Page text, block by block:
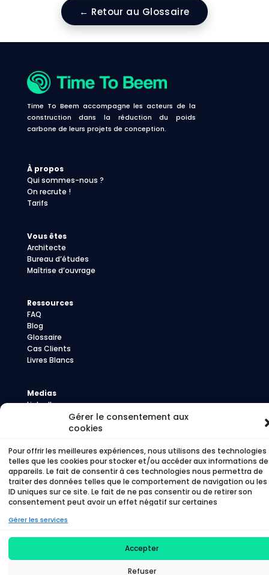
Gérer le consentement aux
cookies
Pour offrir les meilleures expériences, nous utilisons des technologies
telles que les cookies pour stocker et/ou accéder aux informations
appareils. Le fait de consentir à ces technologies nous permettra de
traiter des données telles que le comportement de navigation ou les
ID uniques sur ce site. Le fait de ne pas consentir ou de retirer son
consentement peut avoir un effet négatif sur certaines
Gérer les services
Accepter
Refuser
← Retour au Glossaire
Time To Beem accompagne les acteurs de la
construction dans la réduction du poids
carbone de leurs projets de conception.
À propos
Qui sommes-nous ?
On recrute !
Tarifs
Vous êtes
Architecte
Bureau d’études
Maîtrise d’ouvrage
Ressources
FAQ
Blog
Glossaire
Cas Clients
Livres Blancs
Medias
LinkedIn
©Time To Beem – 2026 – Politique de
confidentialité–Politique de cookies